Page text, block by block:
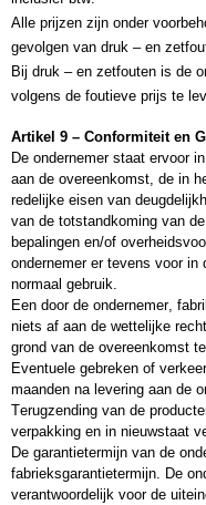
Alle prijzen zijn onder
gevolgen van druk – en
Bij druk – en zetfouten is de
volgens de foutieve prijs te
Artikel 9 – Conformiteit en
De ondernemer staat ervoor
aan de overeenkomst, de in
redelijke eisen van
van de totstandkoming van
bepalingen en/of
ondernemer er tevens voor
normaal gebruik.
Een door de ondernemer,
niets af aan de wettelijke
grond van de overeenkomst
Eventuele gebreken of
maanden na levering aan de
Terugzending van de
verpakking en in nieuwstaat
De garantietermijn van de
fabrieksgarantietermijn. De
verantwoordelijk voor de